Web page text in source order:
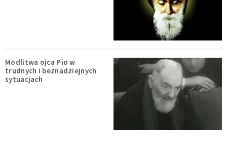
Modlitwa ojca Pio w
trudnych i beznadziejnych
sytuacjach